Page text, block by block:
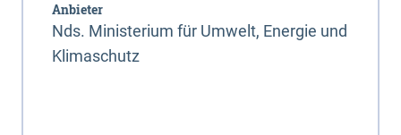
Anbieter
Nds. Ministerium für Umwelt, Energie und
Klimaschutz